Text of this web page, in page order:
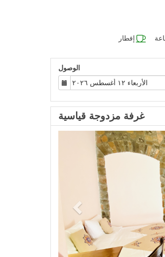
إفطار
الوصول
غرفة مزدوجة قياسية
Previous